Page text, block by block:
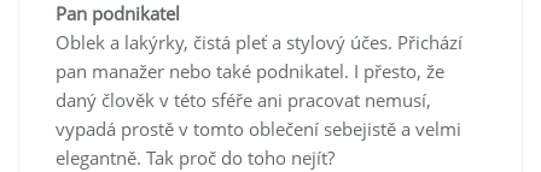
Pan podnikatel
Oblek a lakýrky, čistá pleť a stylový účes. Přichází
pan manažer nebo také podnikatel. I přesto, že
daný člověk v této sféře ani pracovat nemusí,
vypadá prostě v tomto oblečení sebejistě a velmi
elegantně. Tak proč do toho nejít?